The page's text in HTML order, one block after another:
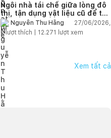
Ngôi nhà tái chế giữa lòng đô
thị, tận dụng vật liệu cũ để tạo
không gian sống linh hoạt
Nguyễn Thu Hằng
27/06/2026,
2lượt thích | 12.271 lượt xem
Xem tất cả